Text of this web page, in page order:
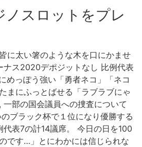
ノスロットをプレ
に太い箸のような木を口にかませ
ナス2020デポジットなし 比例代表
めっぽう強い「勇者ネコ」「ネコ
まにふっとばせる「ラブラブにゃ
一部の国会議員への捜査について
ブラック杯で１位になり優勝する
表7の計14議席。 今日の日を100
です…」とにわかには信じられな